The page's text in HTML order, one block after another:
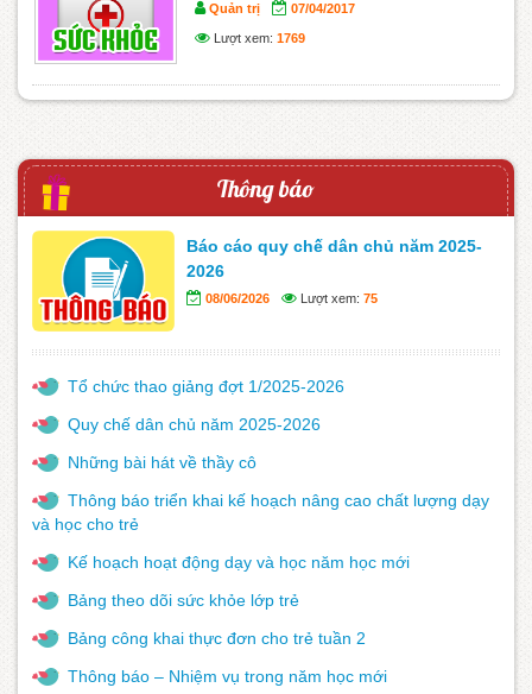
Quản trị 07/04/2017
Lượt xem: 1769
Thông báo
Báo cáo quy chế dân chủ năm 2025-
2026
08/06/2026 Lượt xem: 75
Tổ chức thao giảng đợt 1/2025-2026
Quy chế dân chủ năm 2025-2026
Những bài hát về thầy cô
Thông báo triển khai kế hoạch nâng cao chất lượng dạy
và học cho trẻ
Kế hoạch hoạt động dạy và học năm học mới
Bảng theo dõi sức khỏe lớp trẻ
Bảng công khai thực đơn cho trẻ tuần 2
Thông báo – Nhiệm vụ trong năm học mới